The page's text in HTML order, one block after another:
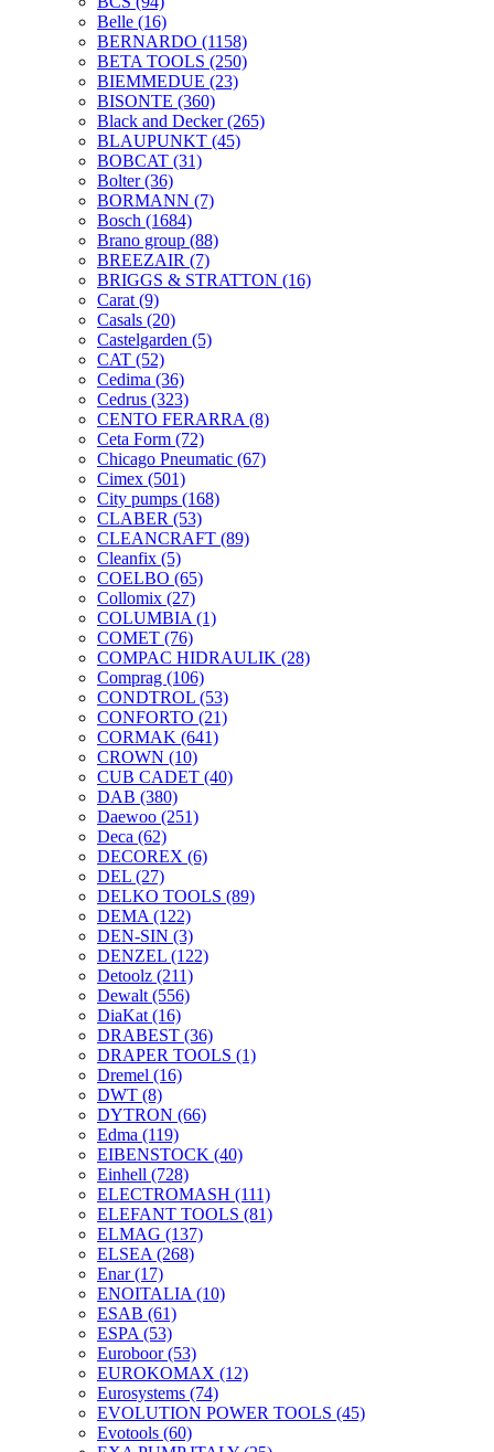
Belle (16)
BERNARDO (1158)
BETA TOOLS (250)
BIEMMEDUE (23)
BISONTE (360)
Black and Decker(265)
BLAUPUNKT (45)
BOBCAT (31)
Bolter(36)
BORMANN (7)
Bosch (1684)
Brano group (88)
BREEZAIR (7)
BRIGGS & STRATTON (16)
Carat (9)
Casals (20)
Castelgarden (5)
CAT (52)
Cedima (36)
Cedrus (323)
CENTO FERARRA (8)
Ceta Form (72)
Chicago Pneumatic (67)
Cimex (501)
City pumps (168)
CLABER (53)
CLEANCRAFT (89)
Cleanfix (5)
COELBO (65)
Collomix (27)
COLUMBIA (1)
COMET (76)
COMPAC HIDRAULIK (28)
Comprag (106)
CONDTROL (53)
CONFORTO (21)
CORMAK (641)
CROWN (10)
CUB CADET (40)
DAB (380)
Daewoo (251)
Deca (62)
DECOREX (6)
DEL (27)
DELKO TOOLS (89)
DEMA (122)
DEN-SIN (3)
DENZEL (122)
Detoolz (211)
Dewalt (556)
DiaKat (16)
DRABEST (36)
DRAPER TOOLS (1)
Dremel (16)
DWT (8)
DYTRON (66)
Edma (119)
EIBENSTOCK (40)
Einhell (728)
ELECTROMASH (111)
ELEFANT TOOLS (81)
ELMAG (137)
ELSEA (268)
Enar(17)
ENOITALIA (10)
ESAB (61)
ESPA (53)
Euroboor(53)
EUROKOMAX (12)
Eurosystems (74)
EVOLUTION POWER TOOLS (45)
Evotools (60)